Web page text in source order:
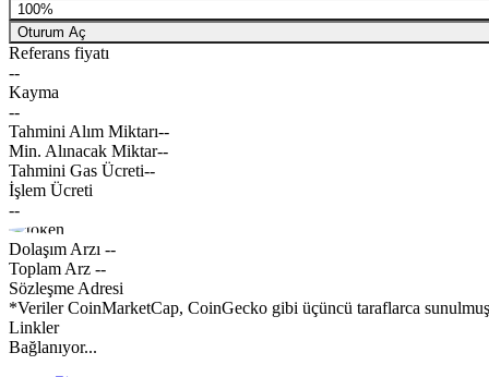
100%
Oturum Aç
Referans fiyatı
--
Kayma
--
Tahmini Alım Miktarı--
Min. Alınacak Miktar--
Tahmini Gas Ücreti--
İşlem Ücreti
--
Dolaşım Arzı --
Toplam Arz --
Sözleşme Adresi
*Veriler CoinMarketCap, CoinGecko gibi üçüncü taraflarca
Linkler
Bağlanıyor...